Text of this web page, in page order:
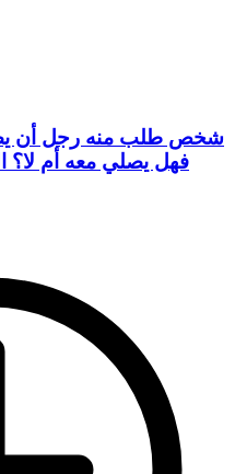
شخص طلب منه رجل أن
فهل يصلي معه أم لا؟